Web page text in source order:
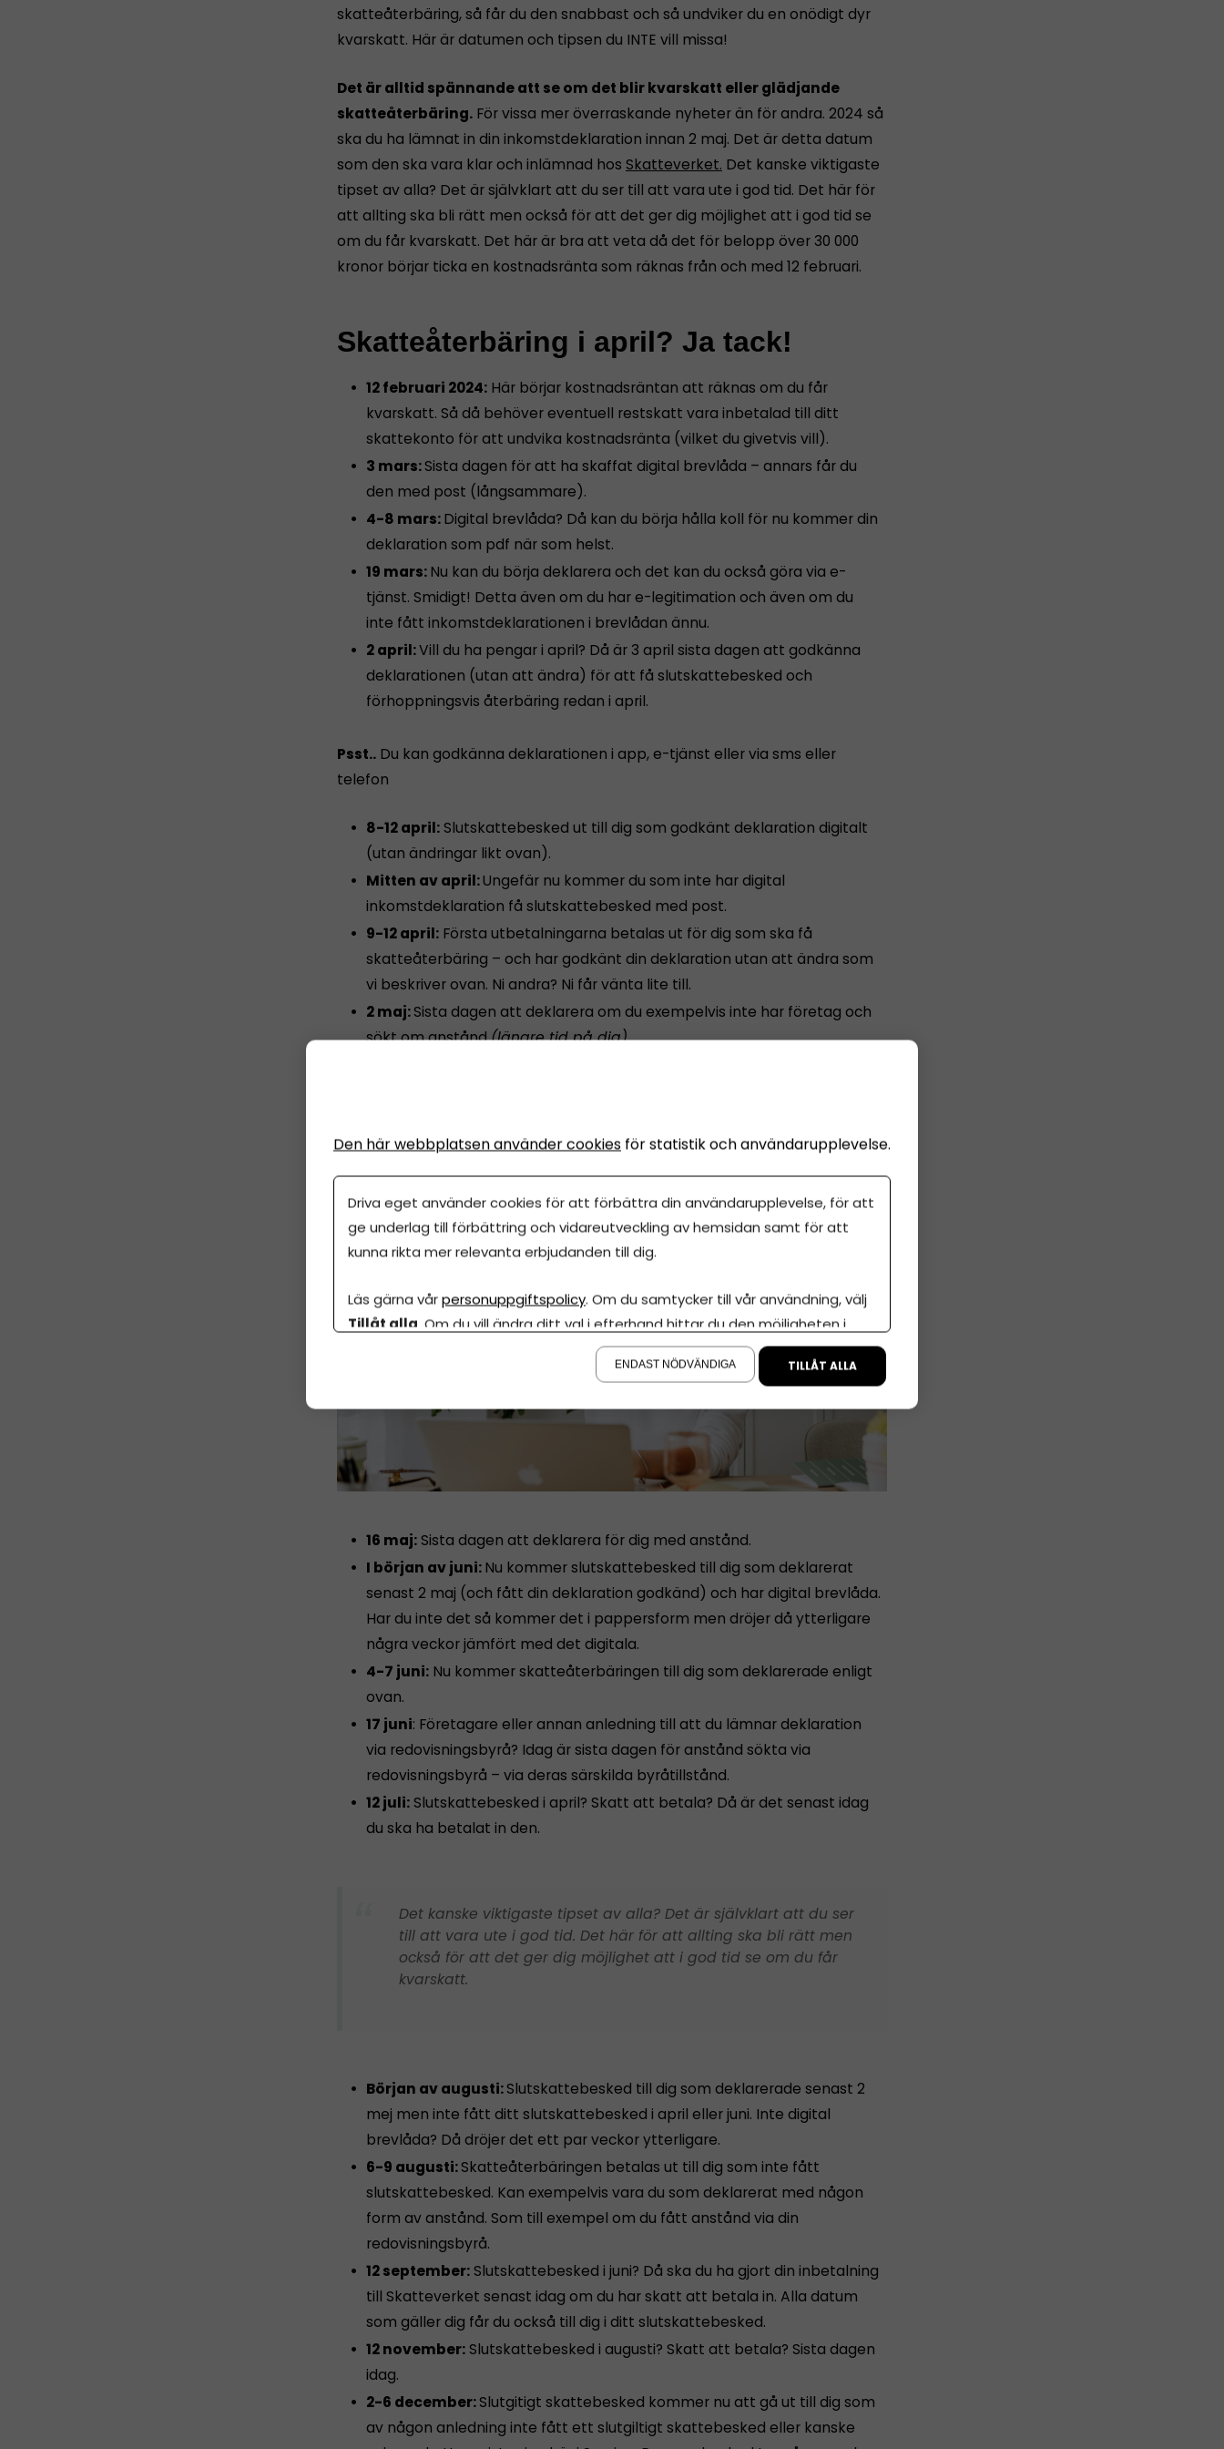
skatteåterbäring, så får du den snabbast och så undviker du en onödigt dyr
kvarskatt. Här är datumen och tipsen du INTE vill missa!
Det är alltid spännande att se om det blir kvarskatt eller glädjande
skatteåterbäring. För vissa mer överraskande nyheter än för andra. 2024 så
ska du ha lämnat in din inkomstdeklaration innan 2 maj. Det är detta datum
som den ska vara klar och inlämnad hos Skatteverket. Det kanske viktigaste
tipset av alla? Det är självklart att du ser till att vara ute i god tid. Det här för
att allting ska bli rätt men också för att det ger dig möjlighet att i god tid se
om du får kvarskatt. Det här är bra att veta då det för belopp över 30 000
kronor börjar ticka en kostnadsränta som räknas från och med 12 februari.
Skatteåterbäring i april? Ja tack!
12 februari 2024:Här börjar kostnadsräntan att räknas om du får
kvarskatt. Så då behöver eventuell restskatt vara inbetalad till ditt
skattekonto för att undvika kostnadsränta (vilket du givetvis vill).
3 mars:Sista dagen för att ha skaffat digital brevlåda – annars får du
den med post (långsammare).
4-8 mars:Digital brevlåda? Då kan du börja hålla koll för nu kommer din
deklaration som pdf när som helst.
19 mars:Nu kan du börja deklarera och det kan du också göra via e-
tjänst. Smidigt! Detta även om du har e-legitimation och även om du
inte fått inkomstdeklarationen i brevlådan ännu.
2 april:Vill du ha pengar i april? Då är 3 april sista dagen att godkänna
deklarationen (utan att ändra) för att få slutskattebesked och
förhoppningsvis återbäring redan i april.
Psst.. Du kan godkänna deklarationen i app, e-tjänst eller via sms eller
telefon
8-12 april:Slutskattebesked ut till dig som godkänt deklaration digitalt
(utan ändringar likt ovan).
Mitten av april:Ungefär nu kommer du som inte har digital
inkomstdeklaration få slutskattebesked med post.
9-12 april:Första utbetalningarna betalas ut för dig som ska få
skatteåterbäring – och har godkänt din deklaration utan att ändra som
vi beskriver ovan. Ni andra? Ni får vänta lite till.
2 maj:Sista dagen att deklarera om du exempelvis inte har företag och
sökt om anstånd(längre tid på dig).
läsa om ovan).
16 maj:Sista dagen att deklarera för dig med anstånd.
I början av juni:Nu kommer slutskattebesked till dig som deklarerat
senast 2 maj (och fått din deklaration godkänd) och har digital brevlåda.
Har du inte det så kommer det i pappersform men dröjer då ytterligare
några veckor jämfört med det digitala.
4-7 juni:Nu kommer skatteåterbäringen till dig som deklarerade enligt
ovan.
17 juni: Företagare eller annan anledning till att du lämnar deklaration
via redovisningsbyrå? Idag är sista dagen för anstånd sökta via
redovisningsbyrå – via deras särskilda byråtillstånd.
12 juli:Slutskattebesked i april? Skatt att betala? Då är det senast idag
du ska ha betalat in den.
Det kanske viktigaste tipset av alla? Det är självklart att du ser
till att vara ute i god tid. Det här för att allting ska bli rätt men
också för att det ger dig möjlighet att i god tid se om du får
kvarskatt.
Början av augusti:Slutskattebesked till dig som deklarerade senast 2
mej men inte fått ditt slutskattebesked i april eller juni. Inte digital
brevlåda? Då dröjer det ett par veckor ytterligare.
6-9 augusti:Skatteåterbäringen betalas ut till dig som inte fått
slutskattebesked. Kan exempelvis vara du som deklarerat med någon
form av anstånd. Som till exempel om du fått anstånd via din
redovisningsbyrå.
12 september:Slutskattebesked i juni? Då ska du ha gjort din inbetalning
till Skatteverket senast idag om du har skatt att betala in. Alla datum
som gäller dig får du också till dig i ditt slutskattebesked.
12 november:Slutskattebesked i augusti? Skatt att betala? Sista dagen
idag.
2-6 december:Slutgitigt skattebesked kommer nu att gå ut till dig som
av någon anledning inte fått ett slutgiltigt skattebesked eller kanske
Den här webbplatsen använder cookies för statistik och användarupplevelse.
Driva eget använder cookies för att förbättra din användarupplevelse, för att
ge underlag till förbättring och vidareutveckling av hemsidan samt för att
kunna rikta mer relevanta erbjudanden till dig.
Läs gärna vårpersonuppgiftspolicy. Om du samtycker till vår användning, välj
Tillåt alla . Om du vill ändra ditt val i efterhand hittar du den möjligheten i
ENDAST NÖDVÄNDIGA TILLÅT ALLA